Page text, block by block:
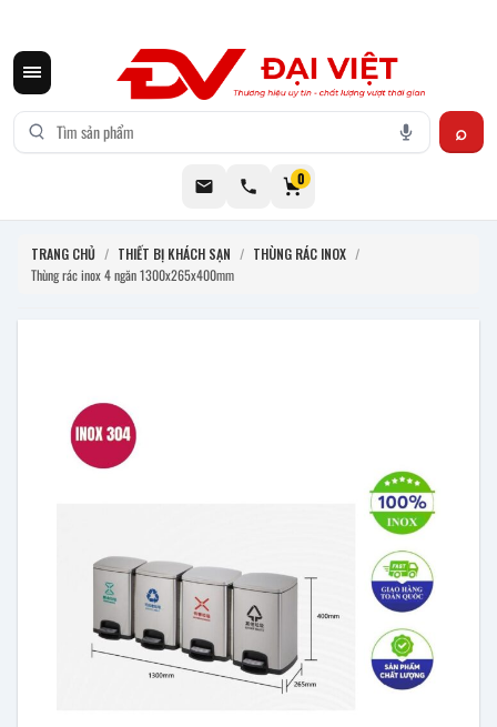
0
TRANG CHỦ / THIẾT BỊ KHÁCH SẠN / THÙNG RÁC INOX /
Thùng rác inox 4 ngăn 1300x265x400mm